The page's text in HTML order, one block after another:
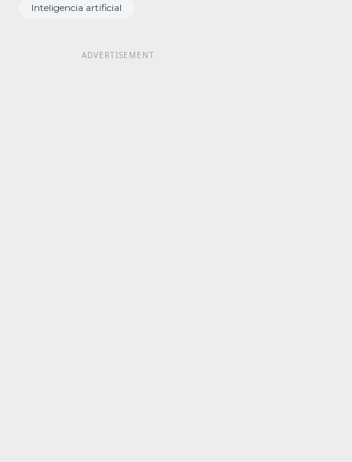
Inteligencia artificial